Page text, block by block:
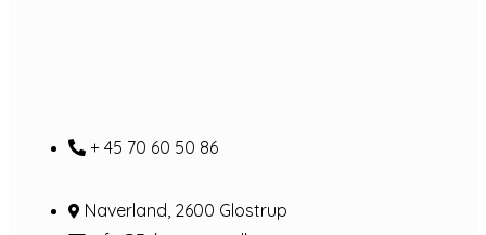
+ 45 70 60 50 86
Naverland, 2600 Glostrup